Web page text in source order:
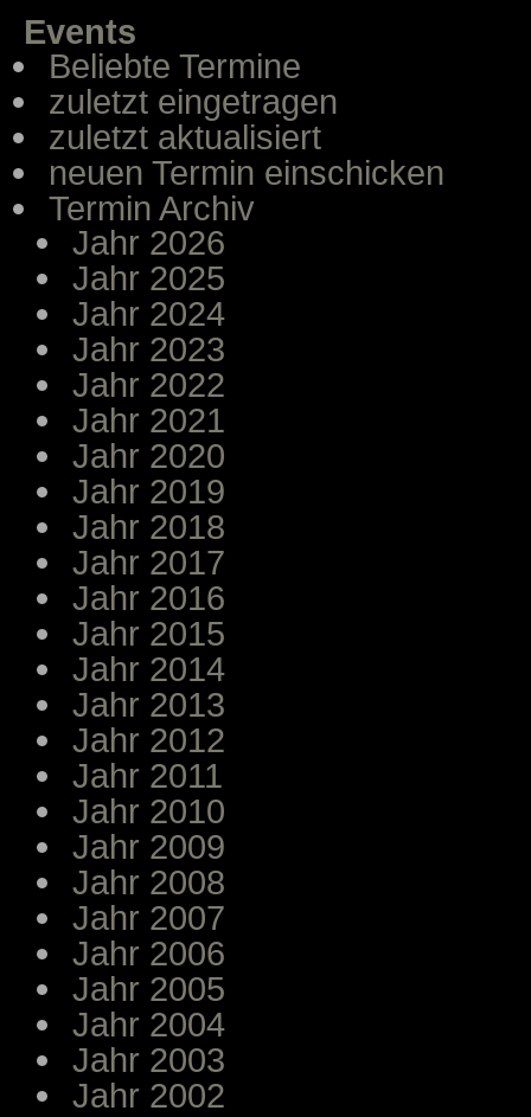
Events
Beliebte Termine
zuletzt eingetragen
zuletzt aktualisiert
neuen Termin einschicken
Termin Archiv
Jahr 2026
Jahr 2025
Jahr 2024
Jahr 2023
Jahr 2022
Jahr 2021
Jahr 2020
Jahr 2019
Jahr 2018
Jahr 2017
Jahr 2016
Jahr 2015
Jahr 2014
Jahr 2013
Jahr 2012
Jahr 2011
Jahr 2010
Jahr 2009
Jahr 2008
Jahr 2007
Jahr 2006
Jahr 2005
Jahr 2004
Jahr 2003
Jahr 2002